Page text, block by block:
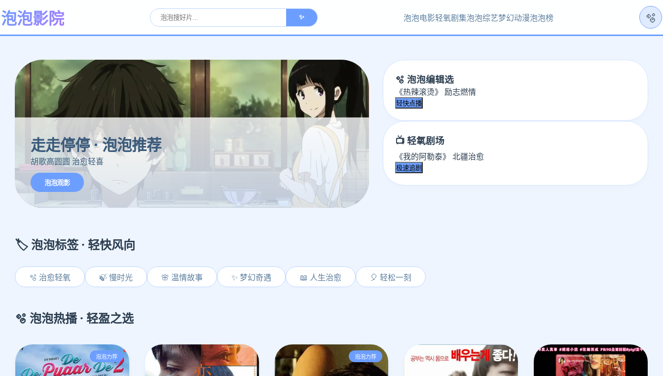
泡泡影院 ✨ 泡泡电影轻氧剧集泡泡综艺梦幻动漫泡泡榜 🫧
走走停停 · 泡泡推荐
胡歌高圆圆 治愈轻喜
泡泡观影
🫧 泡泡编辑选
《热辣滚烫》 励志燃情
轻快点播
📺 轻氧剧场
《我的阿勒泰》 北疆治愈
极速追剧
🏷️ 泡泡标签 · 轻快风向
🫧 治愈轻氧 🍃 慢时光 🌸 温情故事 ✨ 梦幻奇遇 📖 人生治愈 🎈 轻松一刻
🫧 泡泡热播 · 轻盈之选
泡泡力荐 泡泡力荐